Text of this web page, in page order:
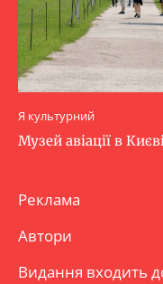
Я культурний
Музей авіації в
Реклама
Автори
Видання входить